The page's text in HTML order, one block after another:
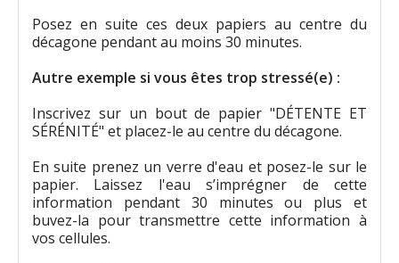
Posez en suite ces deux papiers au centre du
décagone pendant au moins 30 minutes.
Autre exemple si vous êtes trop stressé(e) :
Inscrivez sur un bout de papier "DÉTENTE ET
SÉRÉNITÉ" et placez-le au centre du décagone.
En suite prenez un verre d'eau et posez-le sur le
papier. Laissez l'eau s’imprégner de cette
information pendant 30 minutes ou plus et
buvez-la pour transmettre cette information à
vos cellules.